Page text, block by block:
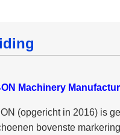
Machinery
(opgericht in 2016) is
bovenste